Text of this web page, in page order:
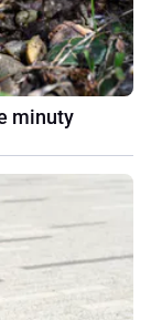
minuty